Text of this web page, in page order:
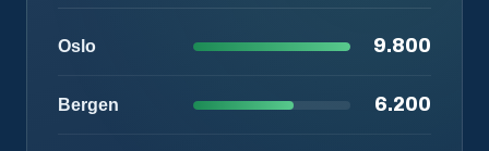
Oslo 9.800
Bergen 6.200